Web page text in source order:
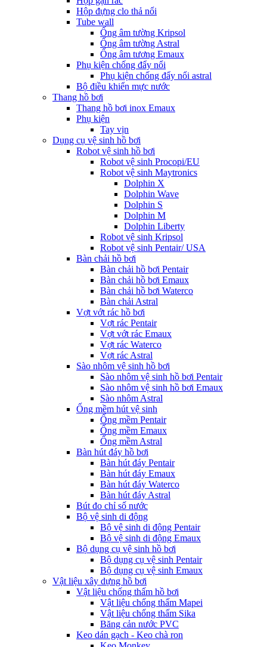
Hộp đựng clo thả nổi
Tube wall
Ống âm tường Kripsol
Ống âm tường Astral
Ống âm tương Emaux
Phụ kiện chống đẩy nổi
Phụ kiện chống đẩy nổi astral
Bộ điều khiển mực nước
Thang hồ bơi
Thang hồ bơi inox Emaux
Phụ kiện
Tay vịn
Dụng cụ vệ sinh hồ bơi
Robot vệ sinh hồ bơi
Robot vệ sinh Procopi/EU
Robot vệ sinh Maytronics
Dolphin X
Dolphin Wave
Dolphin S
Dolphin M
Dolphin Liberty
Robot vệ sinh Kripsol
Robot vệ sinh Pentair/ USA
Bàn chải hồ bơi
Bàn chải hồ bơi Pentair
Bàn chải hồ bơi Emaux
Bàn chải hồ bơi Waterco
Bàn chải Astral
Vợt vớt rác hồ bơi
Vợt rác Pentair
Vợt vớt rác Emaux
Vợt rác Waterco
Vợt rác Astral
Sào nhôm vệ sinh hồ bơi
Sào nhôm vệ sinh hồ bơi Pentair
Sào nhôm vệ sinh hồ bơi Emaux
Sào nhôm Astral
Ống mềm hút vệ sinh
Ống mềm Pentair
Ống mềm Emaux
Ống mềm Astral
Bàn hút đáy hồ bơi
Bàn hút đáy Pentair
Bàn hút đáy Emaux
Bàn hút đáy Waterco
Bàn hút đáy Astral
Bút đo chỉ số nước
Bộ vệ sinh di động
Bộ vệ sinh di động Pentair
Bộ vệ sinh di động Emaux
Bộ dụng cụ vệ sinh hồ bơi
Bộ dụng cụ vệ sinh Pentair
Bộ dụng cụ vệ sinh Emaux
Vật liệu xây dựng hồ bơi
Vật liệu chống thấm hồ bơi
Vật liệu chống thấm Mapei
Vật liệu chống thấm Sika
Băng cản nước PVC
Keo dán gạch - Keo chà ron